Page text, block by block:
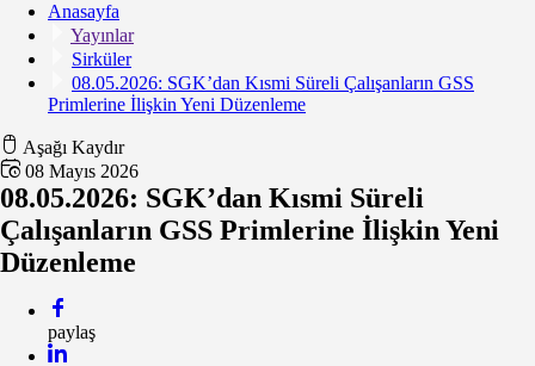
Anasayfa
Yayınlar
Sirküler
08.05.2026: SGK’dan Kısmi Süreli Çalışanların GSS
Primlerine İlişkin Yeni Düzenleme
Aşağı Kaydır
08 Mayıs 2026
08.05.2026: SGK’dan Kısmi Süreli
Çalışanların GSS Primlerine İlişkin Yeni
Düzenleme
paylaş